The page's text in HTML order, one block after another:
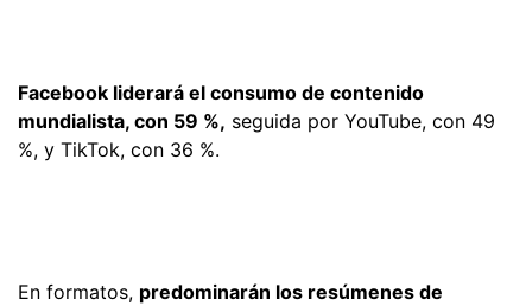
Facebook liderará el consumo de contenido
mundialista, con 59 %, seguida por YouTube, con 49
%, y TikTok, con 36 %.
En formatos, predominarán los resúmenes de